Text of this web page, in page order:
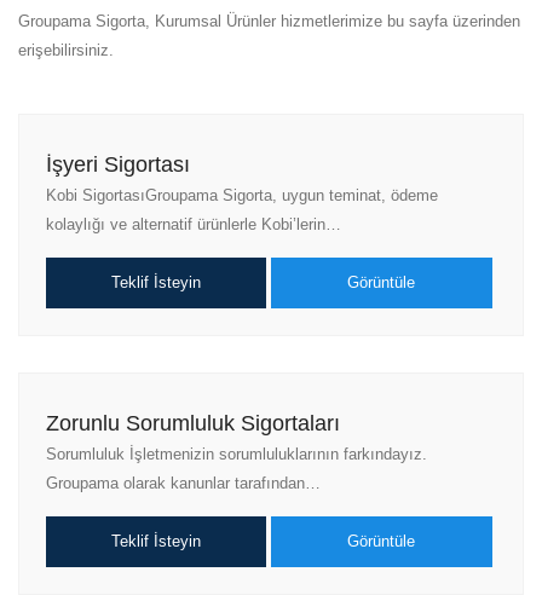
Groupama Sigorta, Kurumsal Ürünler hizmetlerimize bu sayfa üzerinden
erişebilirsiniz.
İşyeri Sigortası
Kobi SigortasıGroupama Sigorta, uygun teminat, ödeme
kolaylığı ve alternatif ürünlerle Kobi’lerin…
Teklif İsteyin Görüntüle
Zorunlu Sorumluluk Sigortaları
Sorumluluk İşletmenizin sorumluluklarının farkındayız.
Groupama olarak kanunlar tarafından…
Teklif İsteyin Görüntüle